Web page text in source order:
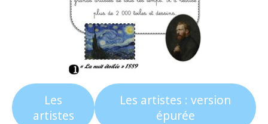
Les
artistes
Les artistes : version
épurée